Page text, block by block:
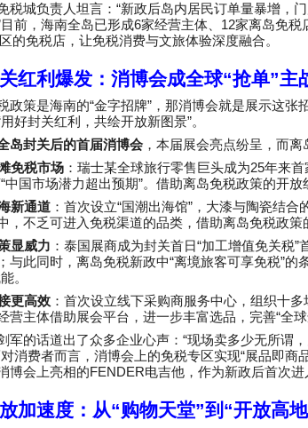
税城负责人坦言： “新政后岛内居民订单量暴增，
目前，海南全岛已形成6家经营主体、 12家离岛免税
的免税店，让免税消费与文旅体验深度融合。
红利爆发：消博会成全球“抢单”主
政策是海南的“金字招牌” ，那消博会就是展示这张
用好封关红利，共绘开放新图景”。
岛封关后的首届消博会 ，本届展会亮点纷呈，而
免税市场 ：瑞士某全球旅行零售巨头成为25年来首
“中国市场潜力超出预期”。借助离岛免税政策的开放
新通道 ：首次设立“国潮出海馆” ，大漆与陶瓷结合
，不乏可进入免税渠道的品类，借助离岛免税政策
显威力 ：泰国展商成为封关首日“加工增值免关税”
与此同时，离岛免税新政中“离境旅客可享免税”的
。
更高效 ：首次设立线下采购商服务中心，组织十
营主体借助展会平台，进一步丰富选品，完善“全
军的话道出了众多企业心声： “现场卖多少无所谓
消费者而言，消博会上的免税专区实现“展品即商
博会上亮相的FENDER电吉他，作为新政后首次
加速度：从“购物天堂”到 “开放高地